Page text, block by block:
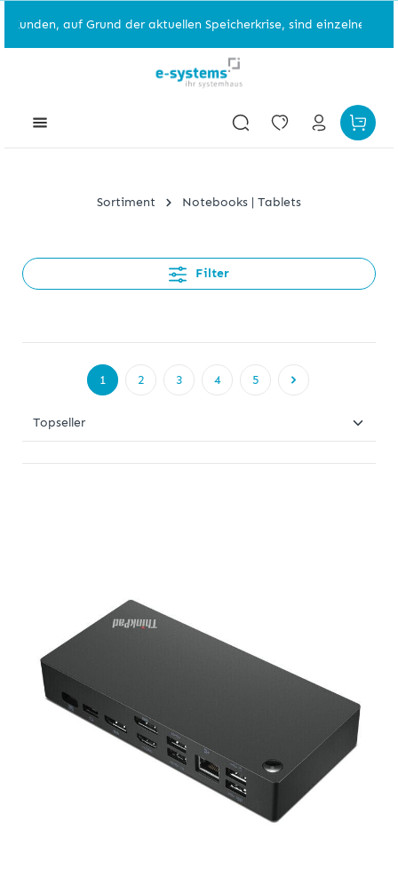
Grund der aktuellen Speicherkrise, sind einzelne
Sortiment Notebooks | Tablets
Filter
1 2 3 4 5